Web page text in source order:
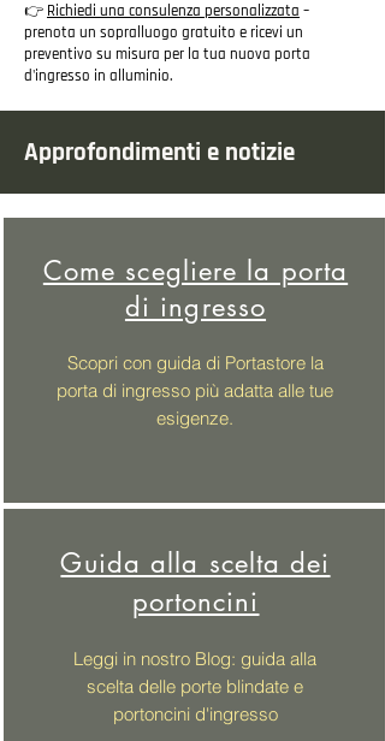
👉 Richiedi una consulenza personalizzata –
prenota un sopralluogo gratuito e ricevi un
preventivo su misura per la tua nuova porta
d'ingresso in alluminio.
Approfondimenti e notizie
Come scegliere la porta
di ingresso
Scopri con guida di Portastore la
porta di ingresso più adatta alle tue
esigenze.
Guida alla scelta dei
portoncini
Leggi in nostro Blog: guida alla
scelta delle porte blindate e
portoncini d'ingresso